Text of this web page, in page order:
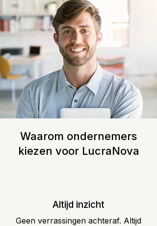
Waarom ondernemers
kiezen voor LucraNova
Altijd inzicht
Geen verrassingen achteraf. Altijd